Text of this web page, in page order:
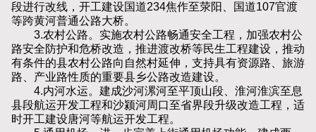
段进行改线，开工建设国道234焦作至荥阳、国道107官渡
等跨黄河普通公路大桥。
3.农村公路。实施农村公路畅通安全工程，加强农村公
路安全防护和危桥改造，推进渡改桥等民生工程建设，推动
有条件的县农村公路向自然村延伸，支持具有资源路、旅游
路、产业路性质的重要县乡公路改造建设。
4.内河水运。建成沙河漯河至平顶山段、淮河淮滨至息
县段航运开发工程和沙颍河周口至省界段升级改造工程，适
时开工建设唐河等航运开发工程。